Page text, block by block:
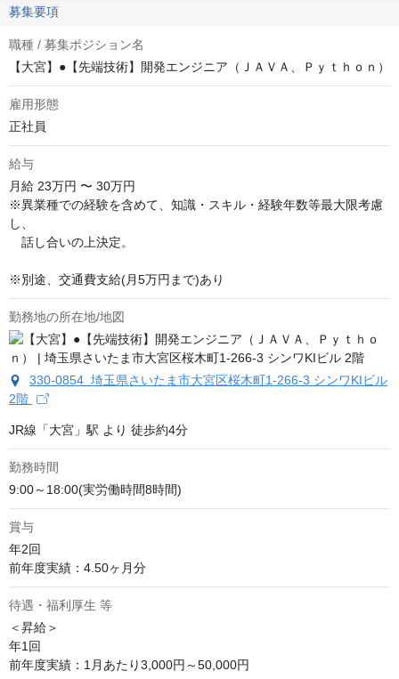
募集要項
職種 / 募集ポジション名
【大宮】●【先端技術】開発エンジニア（ＪＡＶＡ、Ｐｙｔｈｏｎ）
雇用形態
正社員
給与
月給 23万円 〜 30万円
※異業種での経験を含めて、知識・スキル・経験年数等最大限考慮
し、
話し合いの上決定。
※別途、交通費支給(月5万円まで)あり
勤務地の所在地/地図
330-0854 埼玉県さいたま市大宮区桜木町1-266-3 シンワKIビル
2階
JR線「大宮」駅 より 徒歩約4分
勤務時間
9:00～18:00(実労働時間8時間)
賞与
年2回
前年度実績：4.50ヶ月分
待遇・福利厚生 等
＜昇給＞
年1回
前年度実績：1月あたり3,000円～50,000円